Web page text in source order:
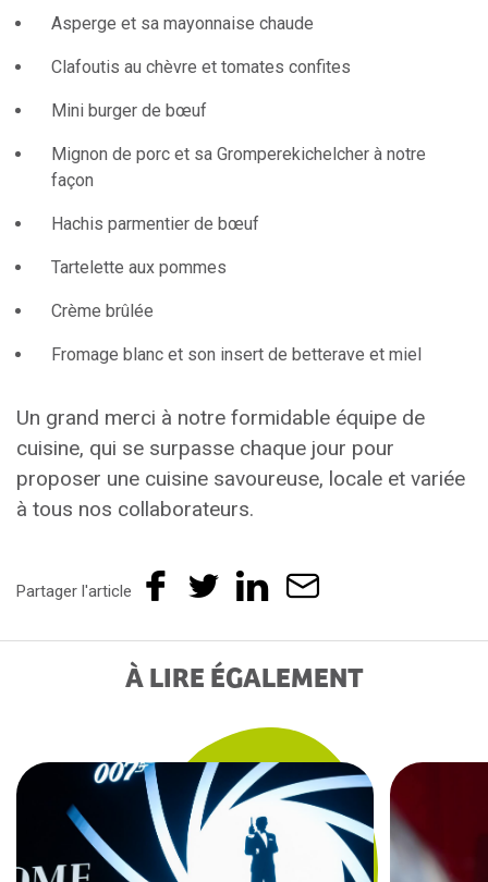
Asperge et sa mayonnaise chaude
Clafoutis au chèvre et tomates confites
Mini burger de bœuf
Mignon de porc et sa Gromperekichelcher à notre
façon
Hachis parmentier de bœuf
Tartelette aux pommes
Crème brûlée
Fromage blanc et son insert de betterave et miel
Un grand merci à notre formidable équipe de
cuisine, qui se surpasse chaque jour pour
proposer une cuisine savoureuse, locale et variée
à tous nos collaborateurs.
Partager l'article
À LIRE ÉGALEMENT